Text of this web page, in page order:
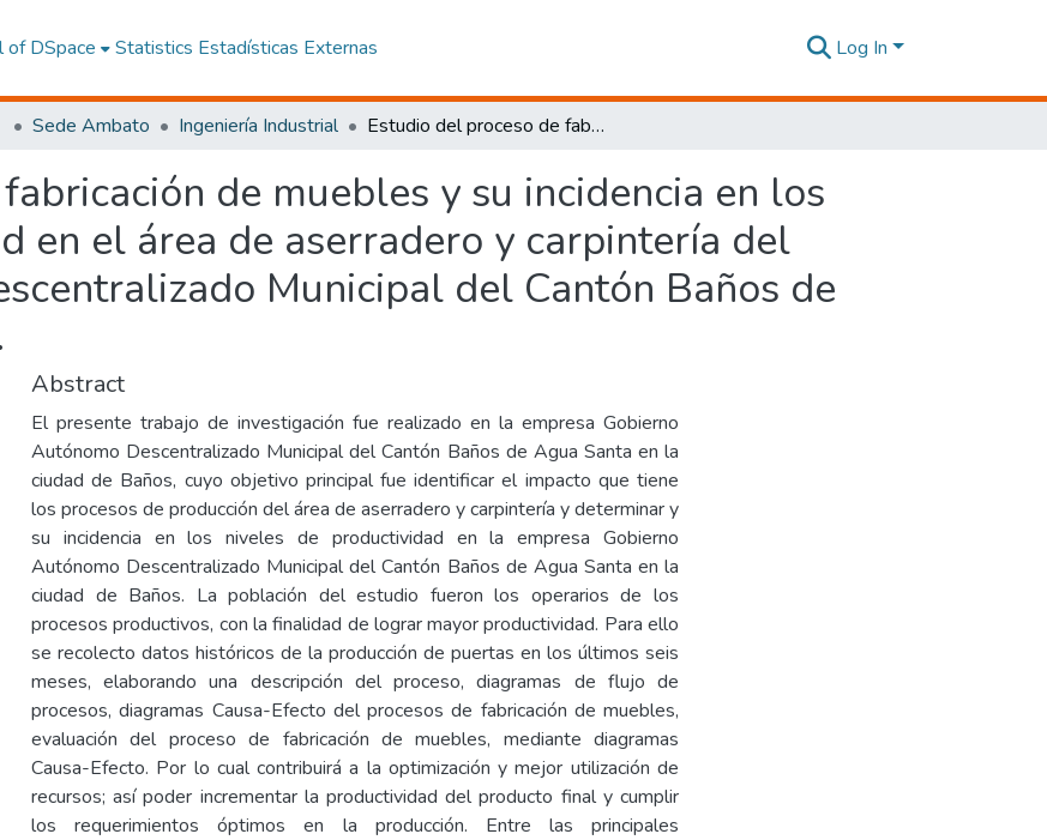
of DSpace Statistics Estadísticas Externas Log In
Sede Ambato Ingeniería Industrial Estudio del proceso de fabricación de muebles y su incidencia en los niveles de productividad en el área de aserradero y carpintería del Gobierno Autónomo Descentralizado Municipal del Cantón Baños de Agua Santa (GADBAS).
de muebles y su incidencia en los
en el área de aserradero y carpintería del
Municipal del Cantón Baños de
Abstract
El presente trabajo de investigación fue realizado en la empresa Gobierno
Autónomo Descentralizado Municipal del Cantón Baños de Agua Santa en la
ciudad de Baños, cuyo objetivo principal fue identificar el impacto que tiene
los procesos de producción del área de aserradero y carpintería y determinar y
su incidencia en los niveles de productividad en la empresa Gobierno
Autónomo Descentralizado Municipal del Cantón Baños de Agua Santa en la
ciudad de Baños. La población del estudio fueron los operarios de los
procesos productivos, con la finalidad de lograr mayor productividad. Para ello
se recolecto datos históricos de la producción de puertas en los últimos seis
meses, elaborando una descripción del proceso, diagramas de flujo de
procesos, diagramas Causa-Efecto del procesos de fabricación de muebles,
evaluación del proceso de fabricación de muebles, mediante diagramas
Causa-Efecto. Por lo cual contribuirá a la optimización y mejor utilización de
recursos; así poder incrementar la productividad del producto final y cumplir
los requerimientos óptimos en la producción. Entre las principales